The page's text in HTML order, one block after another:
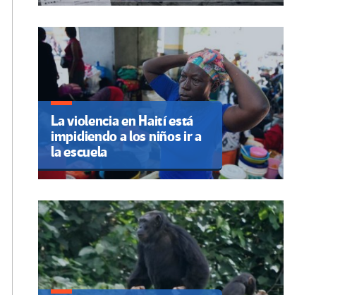
La violencia en Haití está
impidiendo a los niños ir a
la escuela